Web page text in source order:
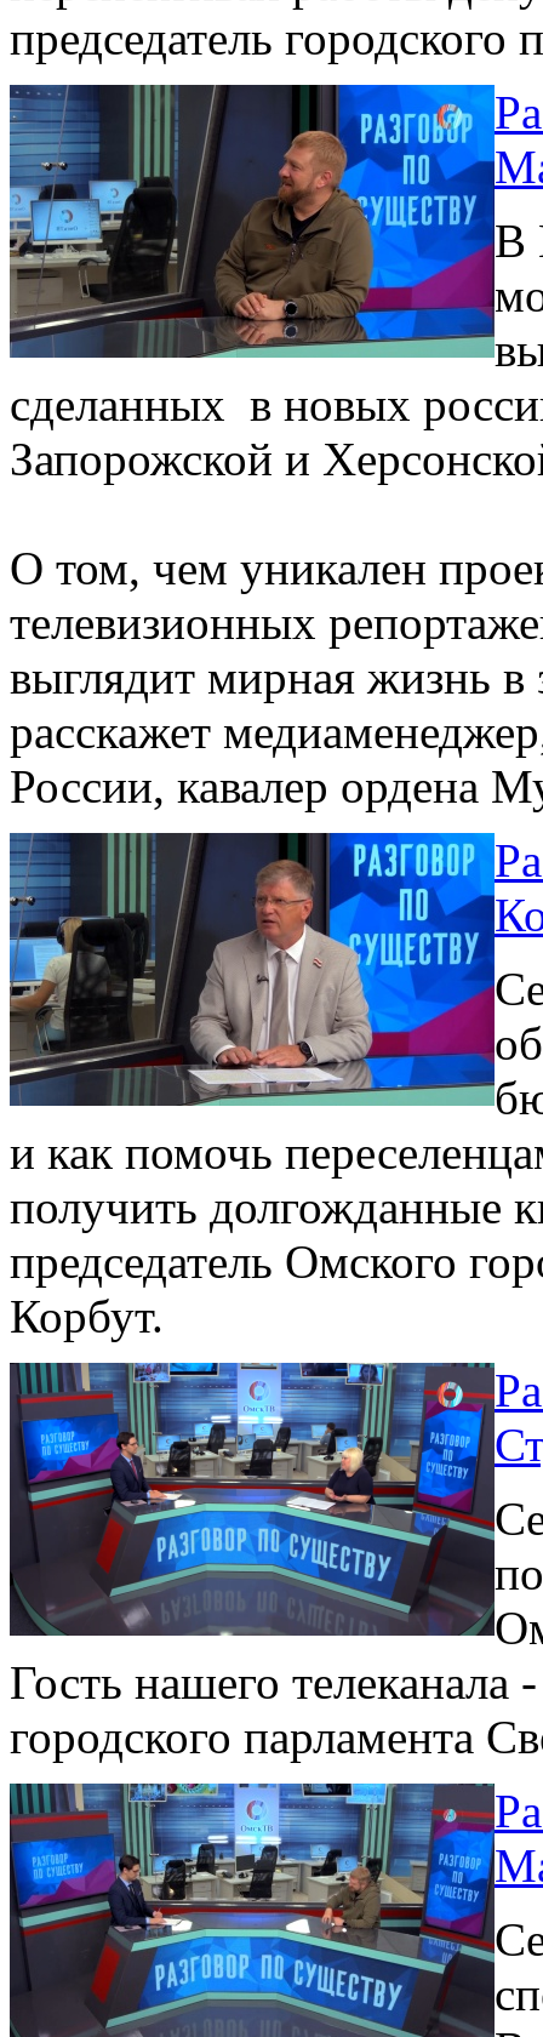
председатель
В
сделанных в новых
Запорожской и
О том, чем уникален
телевизионных
выглядит мирная жизнь в
расскажет
России, кавалер ордена
и как помочь
получить долгожданные
председатель Омского
Корбут.
Гость нашего телеканала
городского парламента